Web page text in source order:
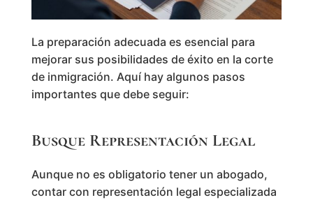
La preparación adecuada es esencial para
mejorar sus posibilidades de éxito en la corte
de inmigración. Aquí hay algunos pasos
importantes que debe seguir:
Busque Representación Legal
Aunque no es obligatorio tener un abogado,
contar con representación legal especializada